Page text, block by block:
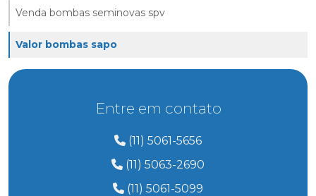
Venda bombas seminovas spv
Valor bombas sapo
Entre em contato
(11) 5061-5656
(11) 5063-2690
(11) 5061-5099